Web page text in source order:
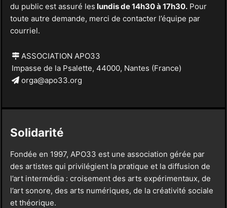
du public est assuré les lundis de 14h30 à 17h30.Pour
toute autre demande, merci de contacter l’équipe par
courriel.
ASSOCIATION APO33
Impasse de la Psalette, 44000, Nantes (France)
orga@apo33.org
Solidarité
Fondée en 1997, APO33 est une association gérée par
des artistes qui privilégient la pratique et la diffusion de
l’art intermédia : croisement des arts expérimentaux, de
l’art sonore, des arts numériques, de la créativité sociale
et théorique.